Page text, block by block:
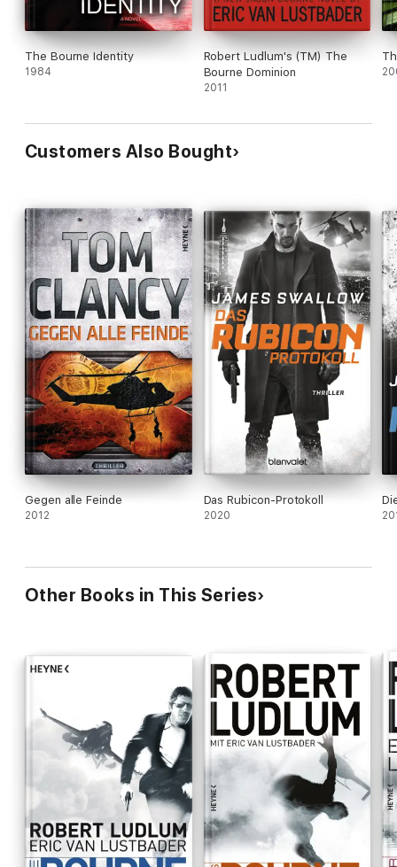
The Bourne Identity
1984
Robert Ludlum's (TM) The
Bourne Dominion
2011
Customers Also Bought
Gegen alle Feinde
2012
Das Rubicon-Protokoll
2020
Other Books in This Series